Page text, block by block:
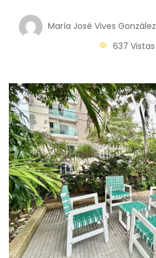
María José Vives González
637 Vistas